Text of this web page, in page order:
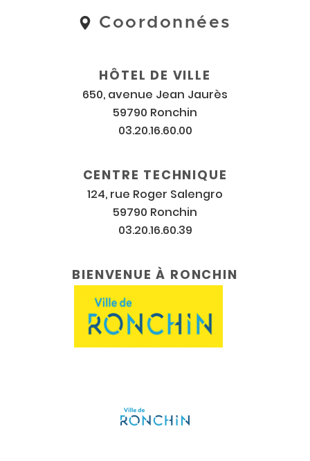
Coordonnées
Coordonnées
horaires
HÔTEL DE VILLE
650, avenue Jean Jaurès
59790 Ronchin
03.20.16.60.00
CENTRE TECHNIQUE
124, rue Roger Salengro
59790 Ronchin
03.20.16.60.39
BIENVENUE À RONCHIN